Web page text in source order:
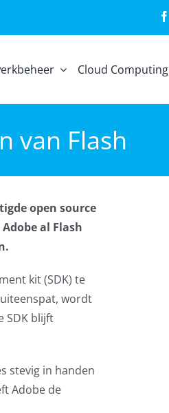
Cloud Computing
van Flash
open source
al Flash
kit (SDK) te
wordt
SDK blijft
stevig in handen
Adobe de